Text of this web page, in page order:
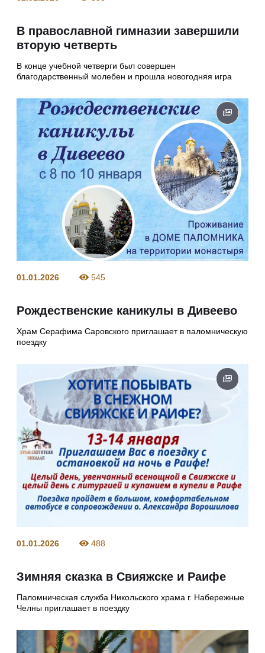
В православной гимназии завершили
вторую четверть
В конце учебной четверги был совершен
благодарственный молебен и прошла новогодняя игра
01.01.2026 545
Рождественские каникулы в Дивеево
Храм Серафима Саровского приглашает в паломническую
поездку
01.01.2026 488
Зимняя сказка в Свияжске и Раифе
Паломническая служба Никольского храма г. Набережные
Челны приглашает в поездку